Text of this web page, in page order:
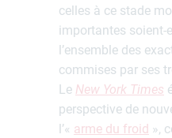
celles à ce stade
importantes soient-
l’ensemble des
commises par ses
Le New York Times
perspective de
l’« arme du froid »,